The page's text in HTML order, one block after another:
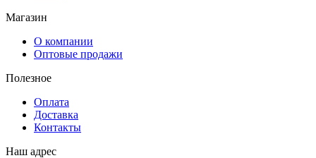
Магазин
О компании
Оптовые продажи
Полезное
Оплата
Доставка
Контакты
Наш адрес